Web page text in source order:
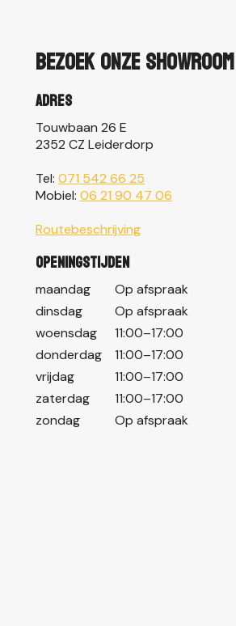
Bezoek onze showroom
Adres
Touwbaan 26 E
2352 CZ Leiderdorp
Tel: 071 542 66 25
Mobiel: 06 21 90 47 06
Routebeschrijving
Openingstijden
maandag
Op afspraak
dinsdag
Op afspraak
woensdag
11:00–17:00
donderdag
11:00–17:00
vrijdag
11:00–17:00
zaterdag
11:00–17:00
zondag
Op afspraak